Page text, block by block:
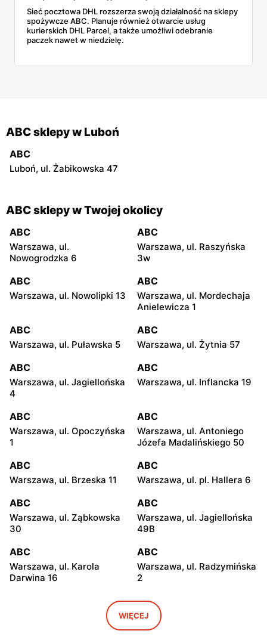
Sieć pocztowa DHL rozszerza swoją działalność na sklepy
spożywcze ABC. Planuje również otwarcie usług
kurierskich DHL Parcel, a także umożliwi odebranie
paczek nawet w niedzielę.
ABC sklepy w Luboń
ABC
Luboń, ul. Żabikowska 47
ABC sklepy w Twojej okolicy
ABC
Warszawa, ul.
Nowogrodzka 6
ABC
Warszawa, ul. Raszyńska
3w
ABC
Warszawa, ul. Nowolipki 13
ABC
Warszawa, ul. Mordechaja
Anielewicza 1
ABC
Warszawa, ul. Puławska 5
ABC
Warszawa, ul. Żytnia 57
ABC
Warszawa, ul. Jagiellońska
4
ABC
Warszawa, ul. Inflancka 19
ABC
Warszawa, ul. Opoczyńska
1
ABC
Warszawa, ul. Antoniego
Józefa Madalińskiego 50
ABC
Warszawa, ul. Brzeska 11
ABC
Warszawa, ul. pl. Hallera 6
ABC
Warszawa, ul. Ząbkowska
30
ABC
Warszawa, ul. Jagiellońska
49B
ABC
Warszawa, ul. Karola
Darwina 16
ABC
Warszawa, ul. Radzymińska
2
ABC
Warszawa, ul. Białostocka
9
WIĘCEJ